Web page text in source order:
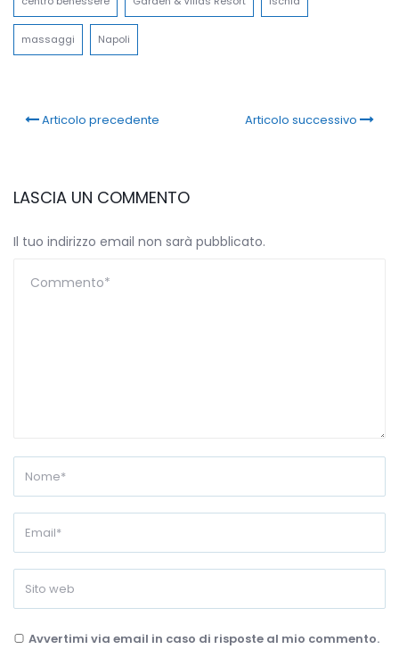
massaggi Napoli
Articolo precedente Articolo successivo
LASCIA UN COMMENTO
Il tuo indirizzo email non sarà pubblicato.
Avvertimi via email in caso di risposte al mio commento.